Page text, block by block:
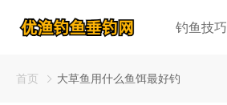
钓鱼技巧
首页 大草鱼用什么鱼饵最好钓